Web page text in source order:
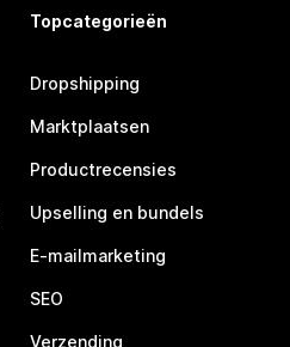
Topcategorieën
Dropshipping
Marktplaatsen
Productrecensies
Upselling en bundels
E-mailmarketing
SEO
Verzending